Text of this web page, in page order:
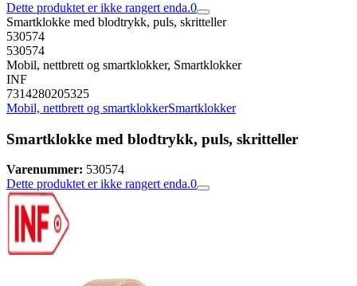
Dette produktet er ikke rangert enda.0
Smartklokke med blodtrykk, puls, skritteller
530574
530574
Mobil, nettbrett og smartklokker, Smartklokker
INF
7314280205325
Mobil, nettbrett og smartklokkerSmartklokker
Smartklokke med blodtrykk, puls, skritteller
Varenummer: 530574
Dette produktet er ikke rangert enda.0